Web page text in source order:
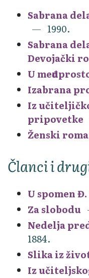
Sabrana
1990.
Sabrana
Devojački
U
Izabrana
Iz
pripovetke
Ženski
Članci i
U spomen
Za slobodu
Nedelja
1884.
Slika iz
Iz